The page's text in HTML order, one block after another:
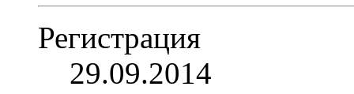
Регистрация
29.09.2014